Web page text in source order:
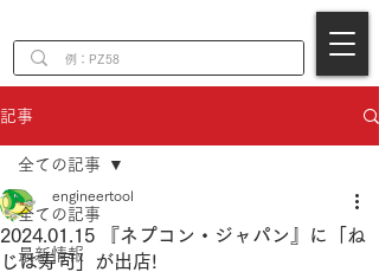
記事
全ての記事
最新情報
全ての記事
2024.01.15 『ネプコン・ジャパン』に「ね
じは寿司」が出店!
engineertool